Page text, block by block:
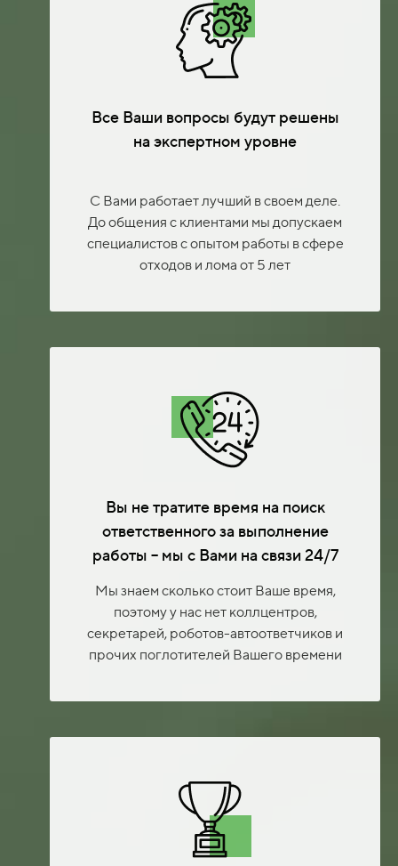
Все Ваши вопросы будут решены
на экспертном уровне
С Вами работает лучший в своем деле.
До общения с клиентами мы допускаем
специалистов с опытом работы в сфере
отходов и лома от 5 лет
Вы не тратите время на поиск
ответственного за выполнение
работы – мы с Вами на связи 24/7
Мы знаем сколько стоит Ваше время,
поэтому у нас нет коллцентров,
секретарей, роботов-автоответчиков и
прочих поглотителей Вашего времени